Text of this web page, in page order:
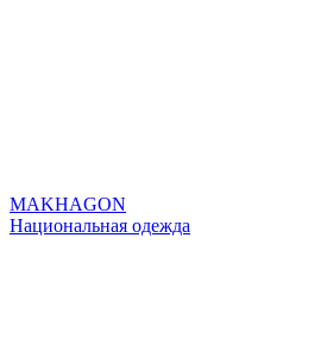
MAKHAGON
Национальная одежда